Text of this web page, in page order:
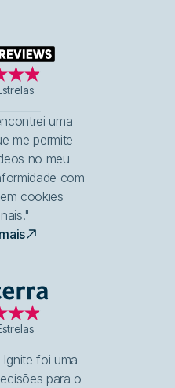
Reviews
uma
me permite
no meu
com
cookies
foi uma
para o